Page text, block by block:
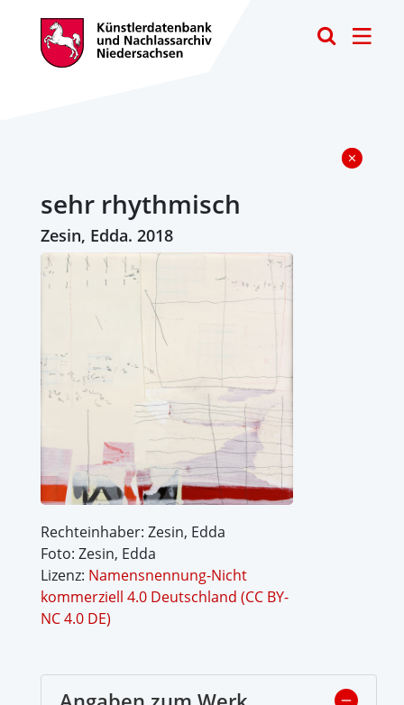
sehr rhythmisch
Zesin, Edda. 2018
Rechteinhaber: Zesin, Edda
Foto: Zesin, Edda
Lizenz: Namensnennung-Nicht
kommerziell 4.0 Deutschland (CC BY-
NC 4.0 DE)